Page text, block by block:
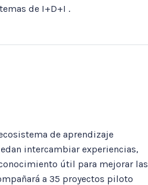
de I+D+I .
de aprendizaje
intercambiar experiencias,
útil para mejorar las
a 35 proyectos piloto